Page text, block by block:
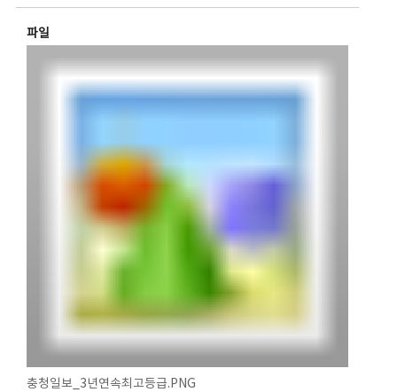
파일
충청일보_3년연속최고등급.PNG